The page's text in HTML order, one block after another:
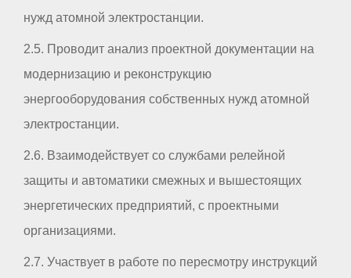
нужд атомной электростанции.
2.5. Проводит анализ проектной документации на
модернизацию и реконструкцию
энергооборудования собственных нужд атомной
электростанции.
2.6. Взаимодействует со службами релейной
защиты и автоматики смежных и вышестоящих
энергетических предприятий, с проектными
организациями.
2.7. Участвует в работе по пересмотру инструкций